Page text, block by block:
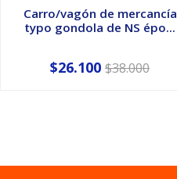
Carro/vagón de mercancía
typo gondola de NS épo...
$26.100 $38.000